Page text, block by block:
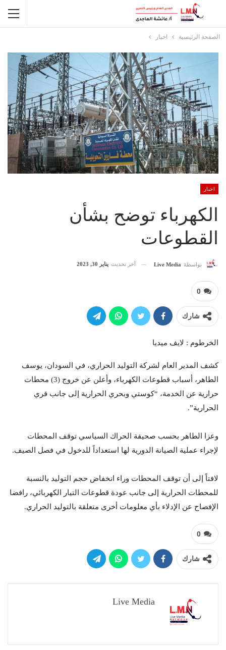
الصفحة الرئيسية اخبار
اخبار
الكهرباء توضح بشأن
القطوعات
بواسطة Live Media آخر تحديث يناير 30, 2023
0
شارك
الخرطوم : لايف ميديا
كشف المدير العام لشركة التوليد الحراري، في السودان، يوسف
الطاهر، أسباب قطوعات الكهرباء، وأعلن عن خروج (3) محطات
حرارية عن الخدمة، “كوستي وبحري الحرارية إلى جانب قري
الحرارية”.
وعزا الطاهر بحسب صحيفة الحراك السياسي توقف المحطات
لإجراء عملية الصيانة الدورية لها استعداداً للدخول في فصل الصيف.
لافتاً إلى أن توقف المحطات وراء انخفاض حجم التوليد بالنسبة
للمحطات الحرارية إلى جانب عودة قطوعات التيار الكهربائي، رافضا
الإفصاح عن الإدلاء بأي معلومات أخرى متعلقة بالتوليد الحراري.
0
شارك
Live Media